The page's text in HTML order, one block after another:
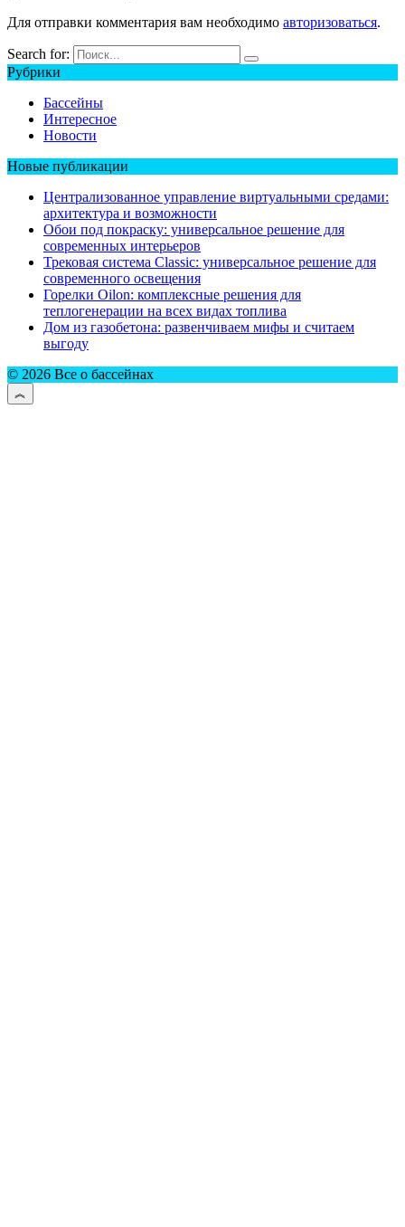
Для отправки комментария вам необходимо авторизоваться.
Search for:
Рубрики
Бассейны
Интересное
Новости
Новые публикации
Централизованное управление виртуальными средами:
архитектура и возможности
Обои под покраску: универсальное решение для
современных интерьеров
Трековая система Classic: универсальное решение для
современного освещения
Горелки Oilon: комплексные решения для
теплогенерации на всех видах топлива
Дом из газобетона: развенчиваем мифы и считаем
выгоду
© 2026 Все о бассейнах